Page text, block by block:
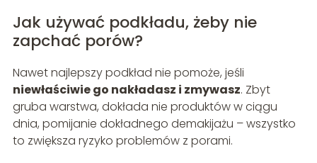
Jak używać podkładu, żeby nie
zapchać porów?
Nawet najlepszy podkład nie pomoże, jeśli
niewłaściwie go nakładasz i zmywasz. Zbyt
gruba warstwa, dokłada nie produktów w ciągu
dnia, pomijanie dokładnego demakijażu – wszystko
to zwiększa ryzyko problemów z porami.